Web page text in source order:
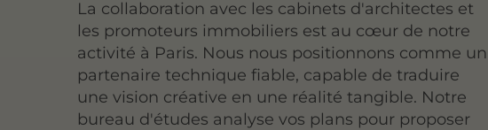
La collaboration avec les cabinets d'architectes et
les promoteurs immobiliers est au cœur de notre
activité à Paris. Nous nous positionnons comme un
partenaire technique fiable, capable de traduire
une vision créative en une réalité tangible. Notre
bureau d'études analyse vos plans pour proposer